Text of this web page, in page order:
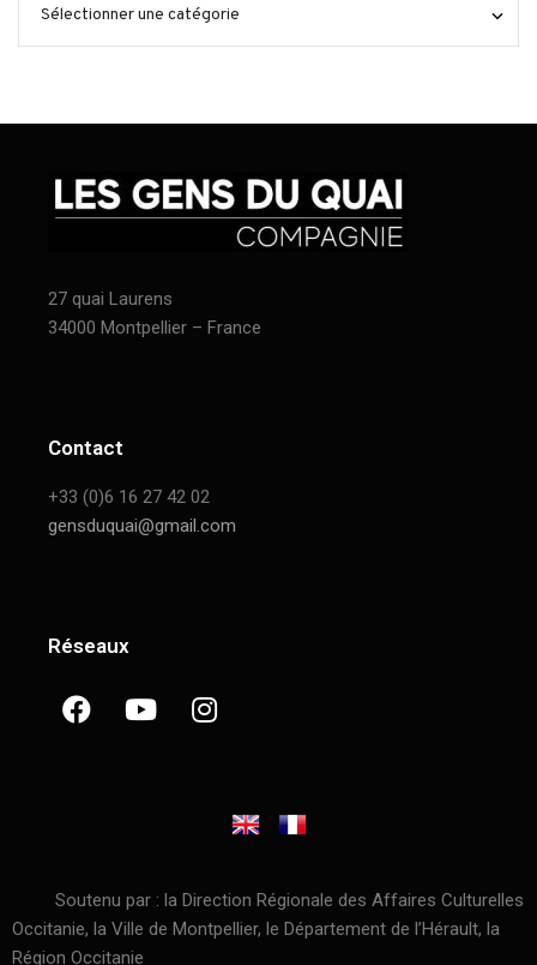
27 quai Laurens
34000 Montpellier – France
Contact
+33 (0)6 16 27 42 02
gensduquai@gmail.com
Réseaux
Soutenu par : la Direction Régionale des Affaires Culturelles
Occitanie, la Ville de Montpellier, le Département de l’Hérault, la
Région Occitanie